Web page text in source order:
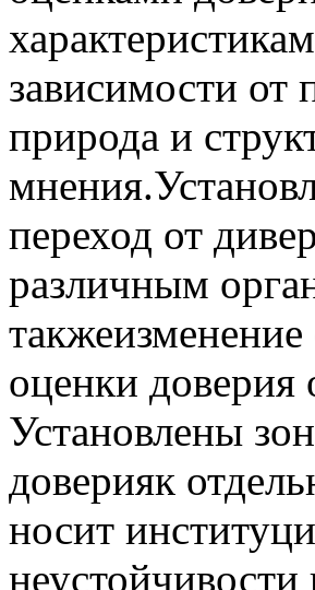
зависимости от
природа и
переход от
различным
оценки доверия
Установлены
доверияк
носит
неустойчивости